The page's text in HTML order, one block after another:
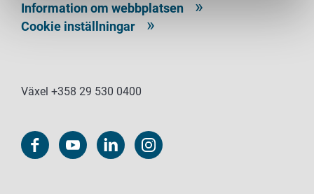
Information om webbplatsen
Cookie inställningar
Växel +358 29 530 0400